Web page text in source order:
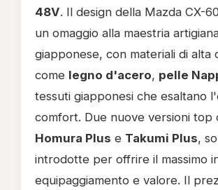
48V. Il design della Mazda CX-
un omaggio alla maestria
giapponese, con materiali di alta
come legno d'acero, pelle
tessuti giapponesi che esaltano
comfort. Due nuove versioni top
Homura Plus e Takumi Plus,
introdotte per offrire il massimo
equipaggiamento e valore. Il